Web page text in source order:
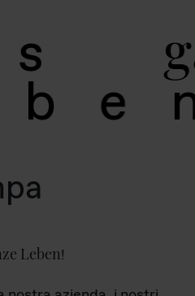
s
b
Leben!